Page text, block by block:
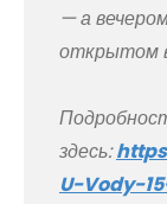
— а
открытом
здесь:
U-Vody-